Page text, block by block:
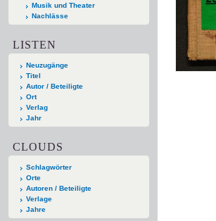
Musik und Theater
Nachlässe
LISTEN
Neuzugänge
Titel
Autor / Beteiligte
Ort
Verlag
Jahr
CLOUDS
Schlagwörter
Orte
Autoren / Beteiligte
Verlage
Jahre